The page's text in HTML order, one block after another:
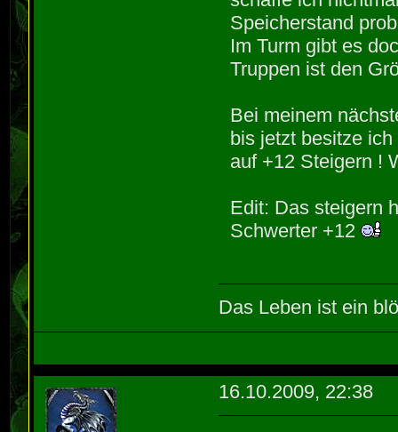
Speicherstand
Im Turm gibt es
Truppen ist den
Bei meinem
bis jetzt besitze
auf +12 Steigern !
Edit: Das steigern
Schwerter +12
Das Leben ist ein
16.10.2009, 22:38